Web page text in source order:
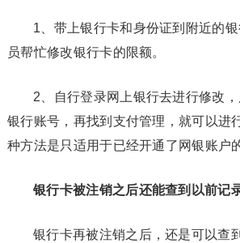
1、带上银行卡和身份证到附近的
员帮忙修改银行卡的限额。
2、自行登录网上银行去进行修改
银行账号，再找到支付管理，就可以进
种方法是只适用于已经开通了网银账户
银行卡被注销之后还能查到以前记
银行卡再被注销之后，还是可以查